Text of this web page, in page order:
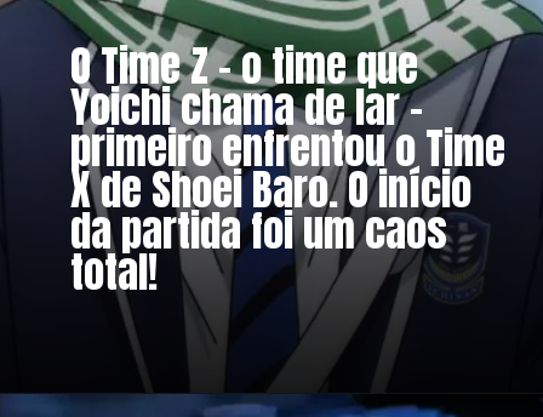
O Time Z – o time que
Yoichi chama de lar –
primeiro enfrentou o Time
X de Shoei Baro. O início
da partida foi um caos
total!